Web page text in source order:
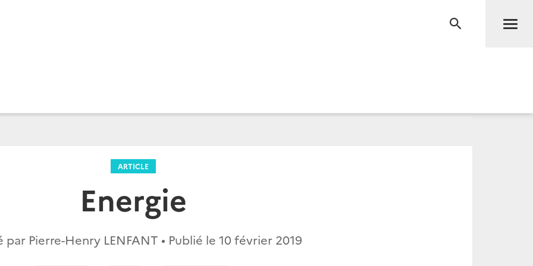
RECHERCHE
ARTICLE
Energie
par Pierre-Henry LENFANT • Publié le 10 février 2019